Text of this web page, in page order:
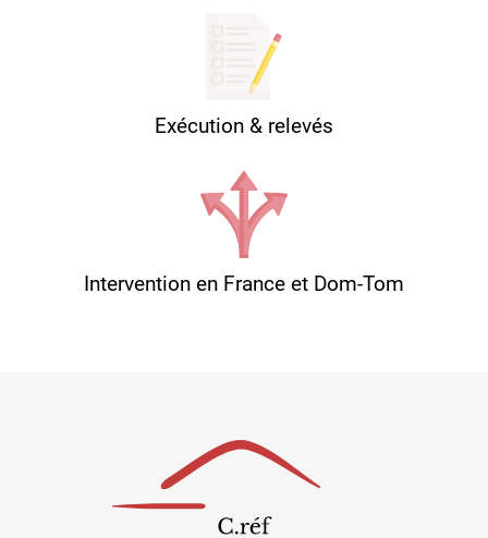
Exécution & relevés
Intervention en France et Dom-Tom